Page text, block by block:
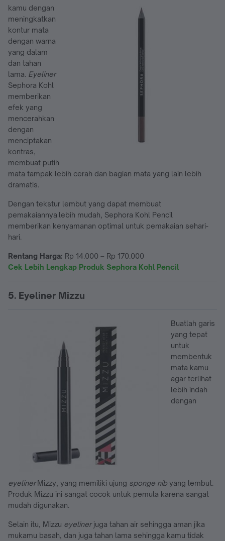
kamu dengan
meningkatkan
kontur mata
dengan warna
yang dalam
dan tahan
lama. Eyeliner
Sephora Kohl
memberikan
efek yang
mencerahkan
dengan
menciptakan
kontras,
membuat putih
mata tampak lebih cerah dan bagian mata yang lain lebih
dramatis.
Dengan tekstur lembut yang dapat membuat
pemakaiannya lebih mudah, Sephora Kohl Pencil
memberikan kenyamanan optimal untuk pemakaian sehari-
hari.
Rentang Harga: Rp 14.000 – Rp 170.000
Cek Lebih Lengkap Produk Sephora Kohl Pencil
5. Eyeliner Mizzu
Buatlah garis
yang tepat
untuk
membentuk
mata kamu
agar terlihat
lebih indah
dengan
eyelinerMizzy, yang memiliki ujung sponge nib yang lembut.
Produk Mizzu ini sangat cocok untuk pemula karena sangat
mudah digunakan.
Selain itu, Mizzu eyelinerjuga tahan air sehingga aman jika
mukamu basah, dan juga tahan lama sehingga kamu tidak